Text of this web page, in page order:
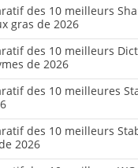
des 10 meilleurs
gras de 2026
des 10 meilleurs
de 2026
des 10 meilleures
des 10 meilleurs
2026